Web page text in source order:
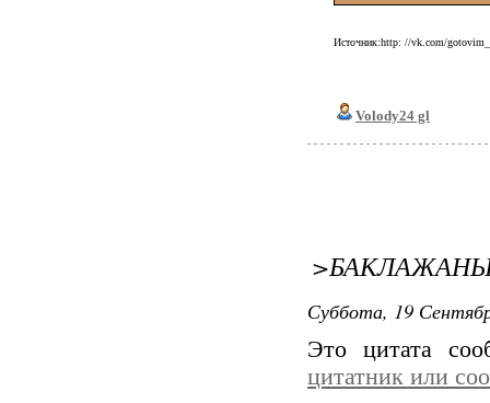
Источник:http: //vk.com/
Volody24 gl
Суббота, 19
Это цитата
цитатник или